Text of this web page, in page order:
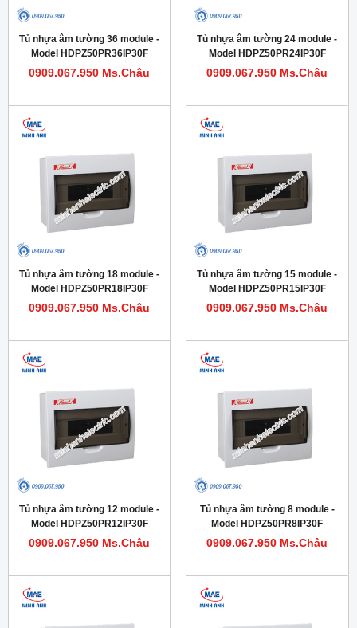
Tủ nhựa âm tường 36 module -
Model HDPZ50PR36IP30F
0909.067.950 Ms.Châu
Tủ nhựa âm tường 24 module -
Model HDPZ50PR24IP30F
0909.067.950 Ms.Châu
Tủ nhựa âm tường 18 module -
Model HDPZ50PR18IP30F
0909.067.950 Ms.Châu
Tủ nhựa âm tường 15 module -
Model HDPZ50PR15IP30F
0909.067.950 Ms.Châu
Tủ nhựa âm tường 12 module -
Model HDPZ50PR12IP30F
0909.067.950 Ms.Châu
Tủ nhựa âm tường 8 module -
Model HDPZ50PR8IP30F
0909.067.950 Ms.Châu